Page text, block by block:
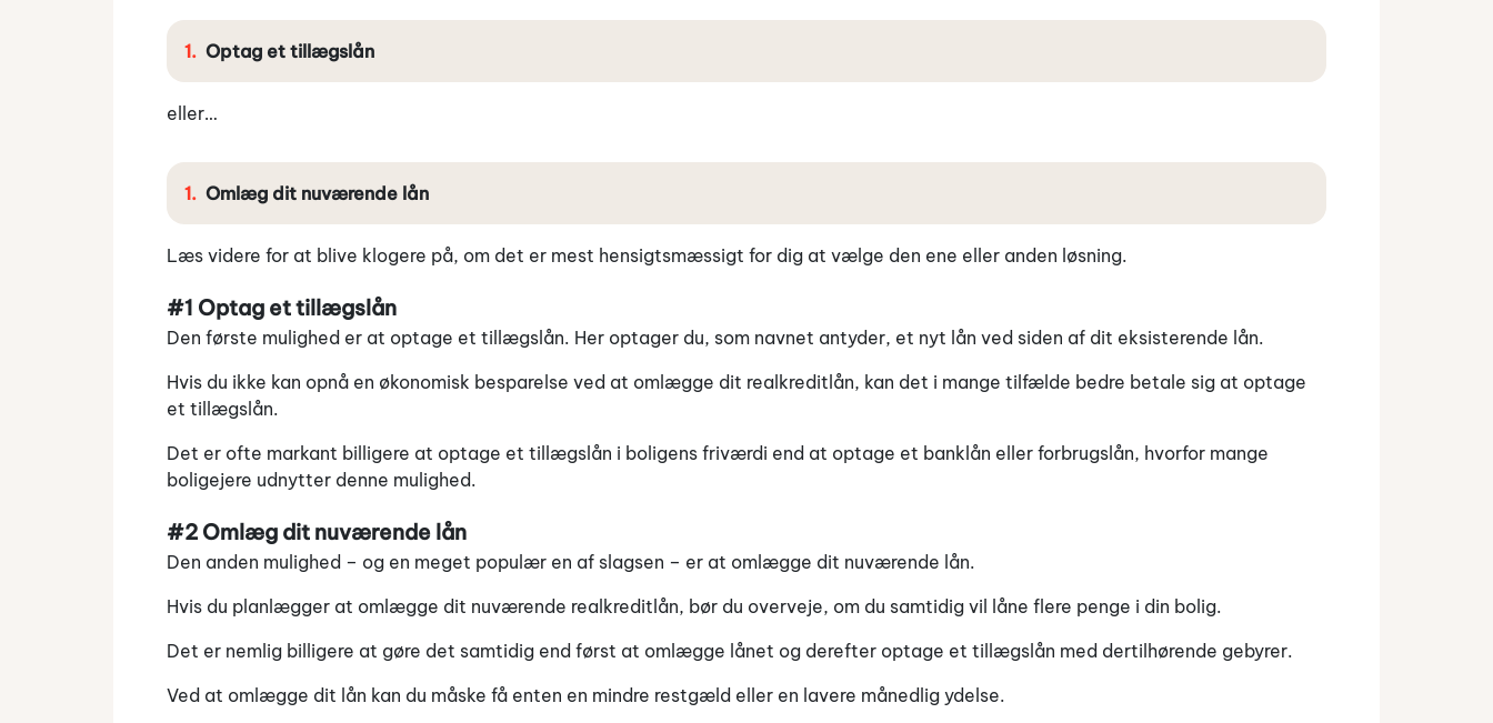
Optag et tillægslån
eller…
Omlæg dit nuværende lån
Læs videre for at blive klogere på, om det er mest hensigtsmæssigt for dig at vælge den ene eller anden løsning.
#1 Optag et tillægslån
Den første mulighed er at optage et tillægslån. Her optager du, som navnet antyder, et nyt lån ved siden af dit eksisterende lån.
Hvis du ikke kan opnå en økonomisk besparelse ved at omlægge dit realkreditlån, kan det i mange tilfælde bedre betale sig at optage
et tillægslån.
Det er ofte markant billigere at optage et tillægslån i boligens friværdi end at optage et banklån eller forbrugslån, hvorfor mange
boligejere udnytter denne mulighed.
#2 Omlæg dit nuværende lån
Den anden mulighed – og en meget populær en af slagsen – er at omlægge dit nuværende lån.
Hvis du planlægger at omlægge dit nuværende realkreditlån, bør du overveje, om du samtidig vil låne flere penge i din bolig.
Det er nemlig billigere at gøre det samtidig end først at omlægge lånet og derefter optage et tillægslån med dertilhørende gebyrer.
Ved at omlægge dit lån kan du måske få enten en mindre restgæld eller en lavere månedlig ydelse.